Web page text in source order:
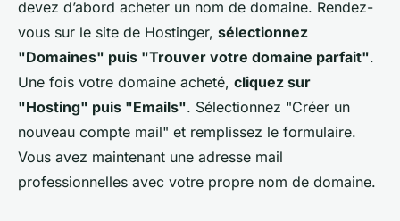
devez d’abord acheter un nom de domaine. Rendez-
vous sur le site de Hostinger, sélectionnez
"Domaines" puis "Trouver votre domaine parfait".
Une fois votre domaine acheté, cliquez sur
"Hosting" puis "Emails". Sélectionnez "Créer un
nouveau compte mail" et remplissez le formulaire.
Vous avez maintenant une adresse mail
professionnelles avec votre propre nom de domaine.